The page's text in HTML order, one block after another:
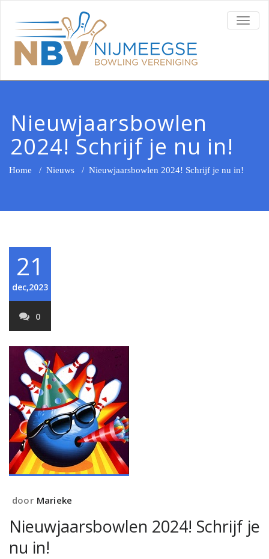
Nieuwjaarsbowlen
2024! Schrijf je nu in!
Home / Nieuws / Nieuwjaarsbowlen 2024! Schrijf je nu in!
21
dec,2023
0
door Marieke
Nieuwjaarsbowlen 2024! Schrijf je
nu in!